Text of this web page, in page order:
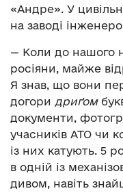
«Андре». У
на заводі
— Коли до нашого
росіяни, майже
Я знав, що вони
догори дриґом
документи,
учасників АТО чи
із них катують. 5
в одній із
дивом, навіть